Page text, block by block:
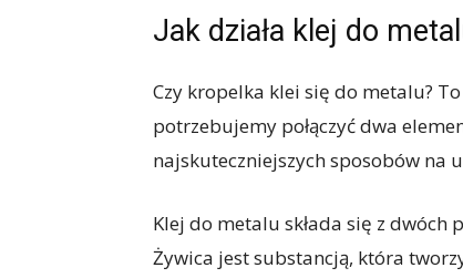
Jak działa klej do
Czy kropelka klei się do metalu?
potrzebujemy połączyć dwa
najskuteczniejszych sposobów na
Klej do metalu składa się z dwóch
Żywica jest substancją, która